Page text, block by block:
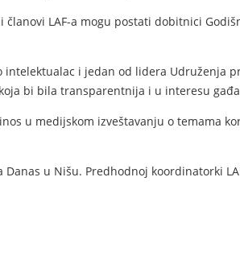
LAF-a mogu postati dobitnici
i jedan od lidera Udruženja
bi bila transparentnija i u interesu
u medijskom izveštavanju o temama
u Nišu. Predhodnoj koordinatorki